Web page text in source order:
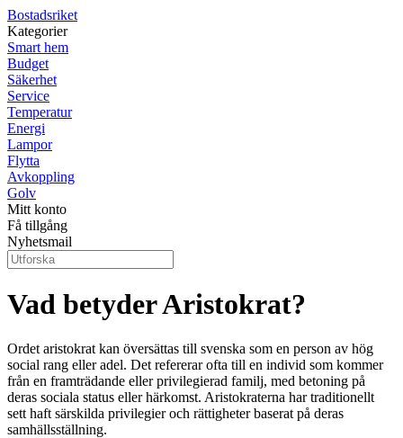
Bostadsriket
Kategorier
Smart hem
Budget
Säkerhet
Service
Temperatur
Energi
Lampor
Flytta
Avkoppling
Golv
Mitt konto
Få tillgång
Nyhetsmail
Vad betyder Aristokrat?
Ordet aristokrat kan översättas till svenska som en person av hög
social rang eller adel. Det refererar ofta till en individ som kommer
från en framträdande eller privilegierad familj, med betoning på
deras sociala status eller härkomst. Aristokraterna har traditionellt
sett haft särskilda privilegier och rättigheter baserat på deras
samhällsställning.